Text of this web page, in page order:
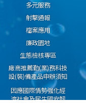
多元服務
射擊通報
檔案應用
廉政園地
生態檢核專區
廠商推薦勤(業)務科技
設(裝)備產品申辦須知
因應國際情勢強化經
濟社會及民生國安韌